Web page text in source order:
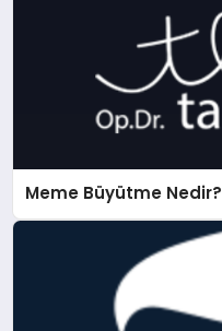
Meme Büyütme Nedir?